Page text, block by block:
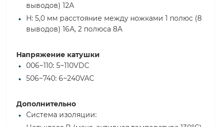
выводов) 12А
H: 5,0 мм расстояние между ножками 1 полюс (8
выводов) 16А, 2 полюса 8А
Напряжение катушки
006~110: 5~110VDC
506~740: 6~240VAC
Дополнительно
Система изоляции: